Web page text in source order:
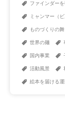
ファインダー
ミャンマー（
ものづくりの
世界の麺
国内事業
活動風景
絵本を届ける